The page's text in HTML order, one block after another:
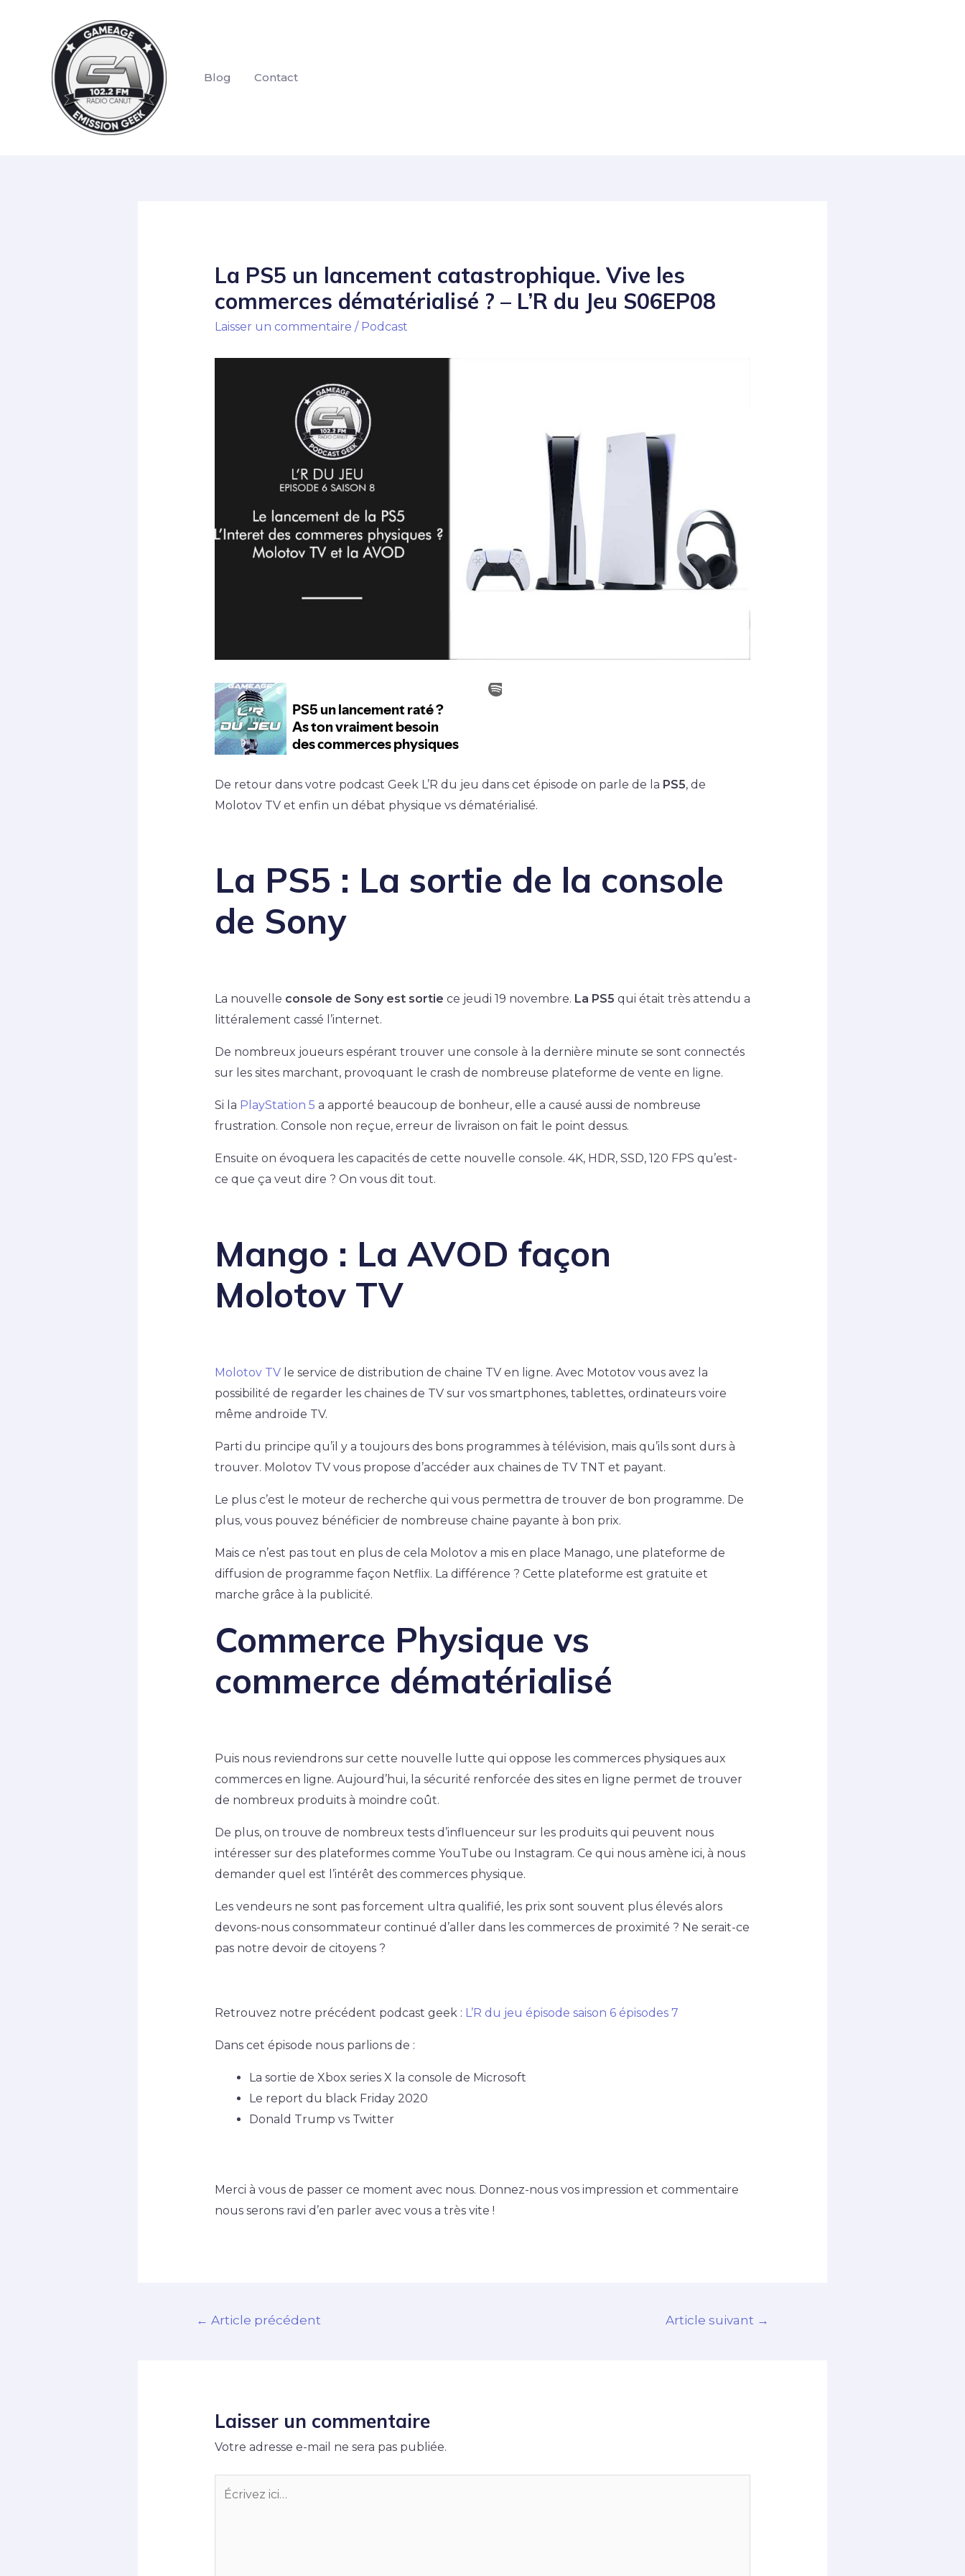
Blog Contact
La PS5 un lancement catastrophique. Vive les
commerces dématérialisé ? – L’R du Jeu S06EP08
Laisser un commentaire / Podcast
De retour dans votre podcast Geek L’R du jeu dans cet épisode on parle de la PS5, de
Molotov TV et enfin un débat physique vs dématérialisé.
La PS5 : La sortie de la console
de Sony
La nouvelle console de Sony est sortie ce jeudi 19 novembre. La PS5 qui était très attendu a
littéralement cassé l’internet.
De nombreux joueurs espérant trouver une console à la dernière minute se sont connectés
sur les sites marchant, provoquant le crash de nombreuse plateforme de vente en ligne.
Si la PlayStation 5 a apporté beaucoup de bonheur, elle a causé aussi de nombreuse
frustration. Console non reçue, erreur de livraison on fait le point dessus.
Ensuite on évoquera les capacités de cette nouvelle console. 4K, HDR, SSD, 120 FPS qu’est-
ce que ça veut dire ? On vous dit tout.
Mango : La AVOD façon
Molotov TV
Molotov TVle service de distribution de chaine TV en ligne. Avec Mototov vous avez la
possibilité de regarder les chaines de TV sur vos smartphones, tablettes, ordinateurs voire
même androïde TV.
Parti du principe qu’il y a toujours des bons programmes à télévision, mais qu’ils sont durs à
trouver. Molotov TV vous propose d’accéder aux chaines de TV TNT et payant.
Le plus c’est le moteur de recherche qui vous permettra de trouver de bon programme. De
plus, vous pouvez bénéficier de nombreuse chaine payante à bon prix.
Mais ce n’est pas tout en plus de cela Molotov a mis en place Manago, une plateforme de
diffusion de programme façon Netflix. La différence ? Cette plateforme est gratuite et
marche grâce à la publicité.
Commerce Physique vs
commerce dématérialisé
Puis nous reviendrons sur cette nouvelle lutte qui oppose les commerces physiques aux
commerces en ligne. Aujourd’hui, la sécurité renforcée des sites en ligne permet de trouver
de nombreux produits à moindre coût.
De plus, on trouve de nombreux tests d’influenceur sur les produits qui peuvent nous
intéresser sur des plateformes comme YouTube ou Instagram. Ce qui nous amène ici, à nous
demander quel est l’intérêt des commerces physique.
Les vendeurs ne sont pas forcement ultra qualifié, les prix sont souvent plus élevés alors
devons-nous consommateur continué d’aller dans les commerces de proximité ? Ne serait-ce
pas notre devoir de citoyens ?
Retrouvez notre précédent podcast geek : L’R du jeu épisode saison 6 épisodes 7
Dans cet épisode nous parlions de :
La sortie de Xbox series X la console de Microsoft
Le report du black Friday 2020
Donald Trump vs Twitter
Merci à vous de passer ce moment avec nous. Donnez-nous vos impression et commentaire
nous serons ravi d’en parler avec vous a très vite !
← Article précédent Article suivant →
Laisser un commentaire
Votre adresse e-mail ne sera pas publiée.